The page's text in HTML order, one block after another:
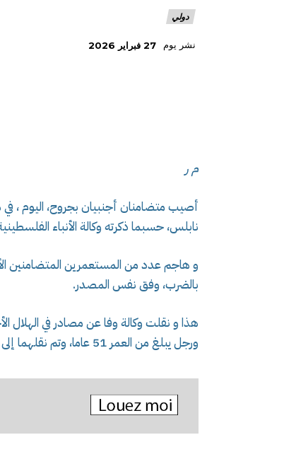
دولي
نشر يوم 27 فبراير 2026
م ر
أصيب متضامنان أجنبيان بجروح، اليوم
نابلس، حسبما ذكرته وكالة الأنباء
و هاجم عدد من المستعمرين المتضامنين
بالضرب، وفق نفس المصدر.
ورجل يبلغ من العمر 51 عاما، وتم نقلهما إلى المستشفى لتلقي العلاج.